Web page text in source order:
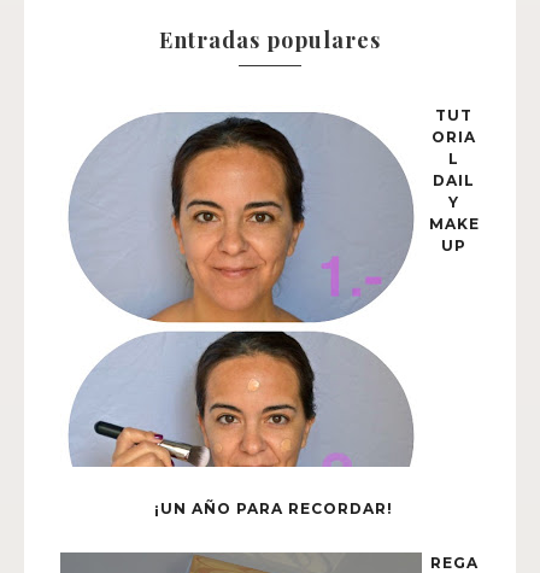
Entradas populares
TUT
ORIA
L
DAIL
Y
MAKE
UP
¡UN AÑO PARA RECORDAR!
REGA